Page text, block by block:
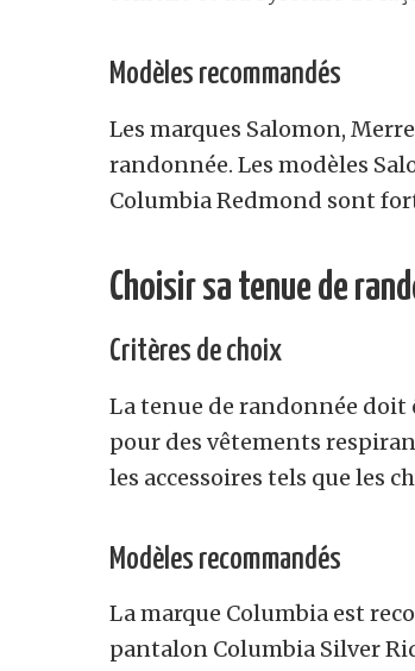
Modèles recommandés
Les marques Salomon,
randonnée. Les modèles
Columbia Redmond sont
Choisir sa tenue de
Critères de choix
La tenue de randonnée doit
pour des vêtements
les accessoires tels que les
Modèles recommandés
La marque Columbia est
pantalon Columbia Silver